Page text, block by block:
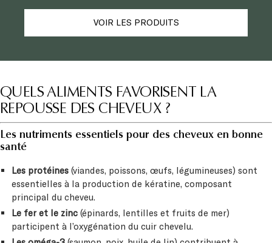
VOIR LES PRODUITS
QUELS ALIMENTS FAVORISENT LA
REPOUSSE DES CHEVEUX ?
Les nutriments essentiels pour des cheveux en bonne
santé
Les protéines (viandes, poissons, œufs, légumineuses) sont
essentielles à la production de kératine, composant
principal du cheveu.
Le fer et le zinc(épinards, lentilles et fruits de mer)
participent à l’oxygénation du cuir chevelu.